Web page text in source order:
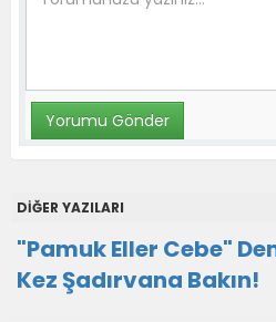
DİĞER YAZILARI
"Pamuk Eller Cebe"
Kez Şadırvana Bakın!